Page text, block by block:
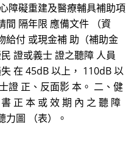
障礙重建及醫療輔具補助項
間 隔年限 應備文件 （資
給付 或現金補 助（補助金
證或義士 證之聽障 人員
在 45dB 以上， 110dB 以
證 正、反面影 本。 二、健
正 本 或 效 期 內 之 聽 障
力圖 （表）。